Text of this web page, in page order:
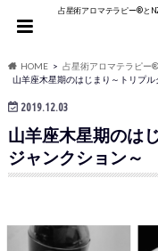
占星術アロマテラピー®︎と
HOME
占星術アロマテラピー®
山羊座木星期のはじまり～トリプ
2019.12.03
山羊座木星期のは
ジャンクション～